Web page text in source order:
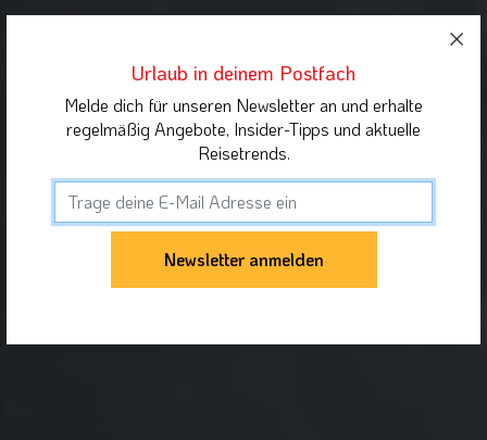
Urlaub in deinem Postfach
Melde dich für unseren Newsletter an und erhalte
regelmäßig Angebote, Insider-Tipps und aktuelle
Reisetrends.